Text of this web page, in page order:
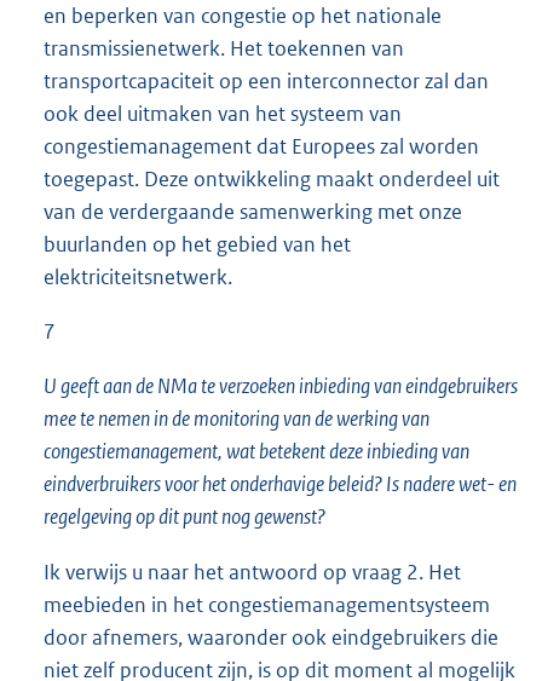
en beperken van congestie op het nationale
transmissienetwerk. Het toekennen van
transportcapaciteit op een interconnector zal dan
ook deel uitmaken van het systeem van
congestiemanagement dat Europees zal worden
toegepast. Deze ontwikkeling maakt onderdeel uit
van de verdergaande samenwerking met onze
buurlanden op het gebied van het
elektriciteitsnetwerk.
7
U geeft aan de NMa te verzoeken inbieding van eindgebruikers
mee te nemen in de monitoring van de werking van
congestiemanagement, wat betekent deze inbieding van
eindverbruikers voor het onderhavige beleid? Is nadere wet- en
regelgeving op dit punt nog gewenst?
Ik verwijs u naar het antwoord op vraag 2. Het
meebieden in het congestiemanagementsysteem
door afnemers, waaronder ook eindgebruikers die
niet zelf producent zijn, is op dit moment al mogelijk